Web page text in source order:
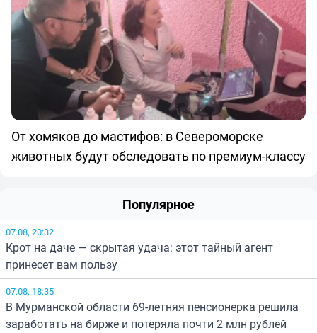
От хомяков до мастифов: в Североморске
животных будут обследовать по премиум-классу
Популярное
07.08, 20:32
Крот на даче — скрытая удача: этот тайный агент
принесет вам пользу
07.08, 18:35
В Мурманской области 69-летняя пенсионерка решила
заработать на бирже и потеряла почти 2 млн рублей